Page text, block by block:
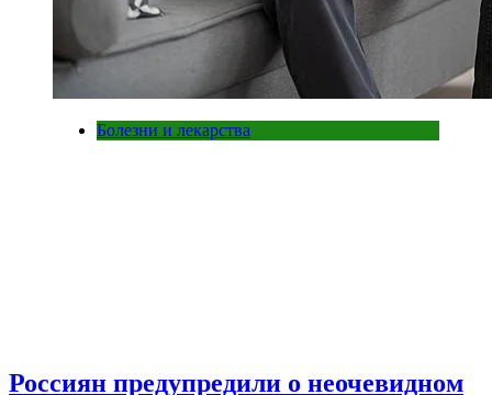
Болезни и лекарства
Россиян предупредили о неочевидном